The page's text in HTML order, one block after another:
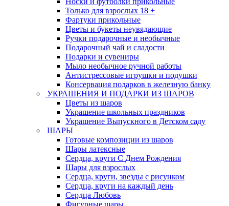
Только для взрослых 18 +
Фартуки прикольные
Цветы и букеты неувядающие
Ручки подарочные и необычные
Подарочный чай и сладости
Подарки и сувениры
Мыло необычное ручной работы
Антистрессовые игрушки и подушки
Консервация подарков в железную банку
УКРАШЕНИЯ И ПОДАРКИ ИЗ ШАРОВ
Цветы из шаров
Украшение школьных праздников
Украшение Выпускного в Детском саду
ШАРЫ
Готовые композиции из шаров
Шары латексные
Сердца, круги С Днем Рождения
Шары для взрослых
Сердца, круги, звезды с рисунком
Сердца, круги на каждый день
Сердца Любовь
Фигурные шары